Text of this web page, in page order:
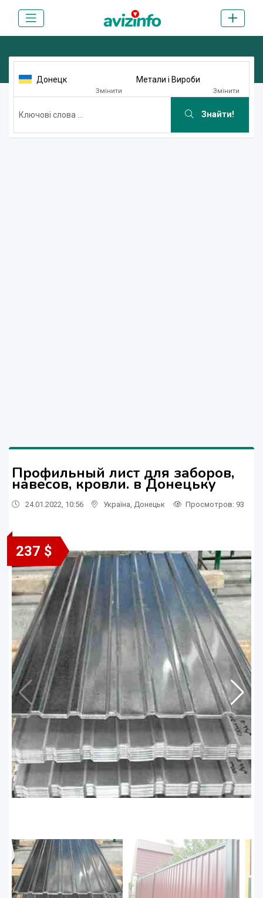
Донецк
Змінити
Метали і Вироби
Змінити
Знайти!
Профильный лист для заборов,
навесов, кровли. в Донецьку
24.01.2022, 10:56 Україна Донецьк Просмотров: 93
237 $